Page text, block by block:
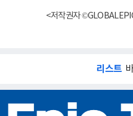
<저작권자
리스트